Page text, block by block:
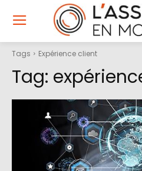
Tags Expérience client
Tag: